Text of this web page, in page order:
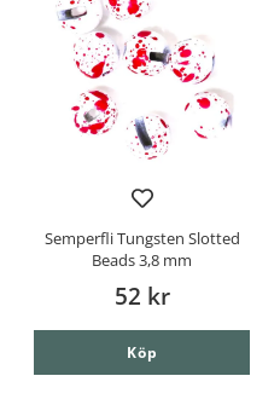
Semperfli Tungsten Slotted
Beads 3,8 mm
52 kr
Köp